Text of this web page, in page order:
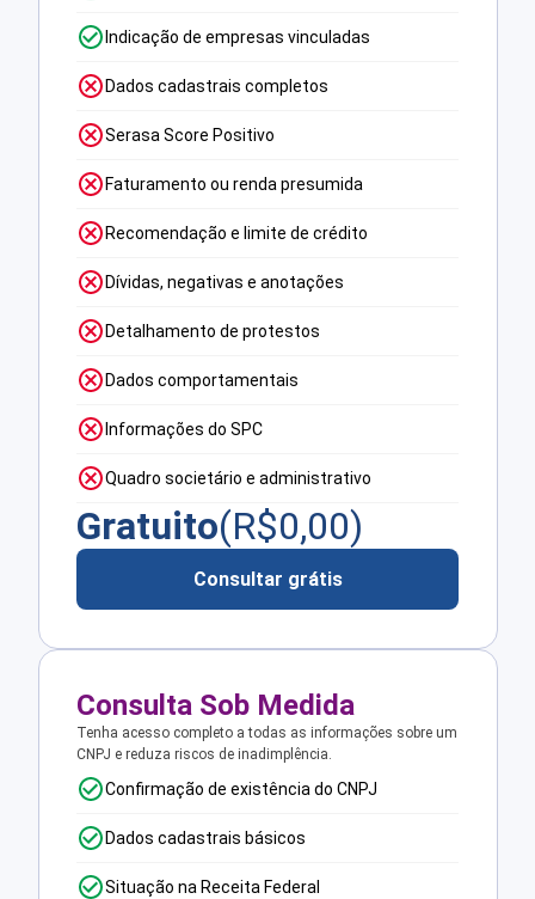
Indicação de empresas vinculadas
Dados cadastrais completos
Serasa Score Positivo
Faturamento ou renda presumida
Recomendação e limite de crédito
Dívidas, negativas e anotações
Detalhamento de protestos
Dados comportamentais
Informações do SPC
Quadro societário e administrativo
Gratuito(R$0,00)
Consultar grátis
Consulta Sob Medida
Tenha acesso completo a todas as informações sobre um
CNPJ e reduza riscos de inadimplência.
Confirmação de existência do CNPJ
Dados cadastrais básicos
Situação na Receita Federal